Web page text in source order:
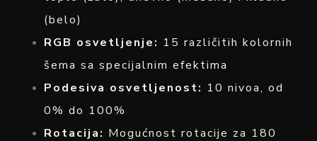
(belo)
RGB osvetljenje: 15 različitih kolornih
šema sa specijalnim efektima
Podesiva osvetljenost: 10 nivoa, od
0% do 100%
Rotacija: Mogućnost rotacije za 180